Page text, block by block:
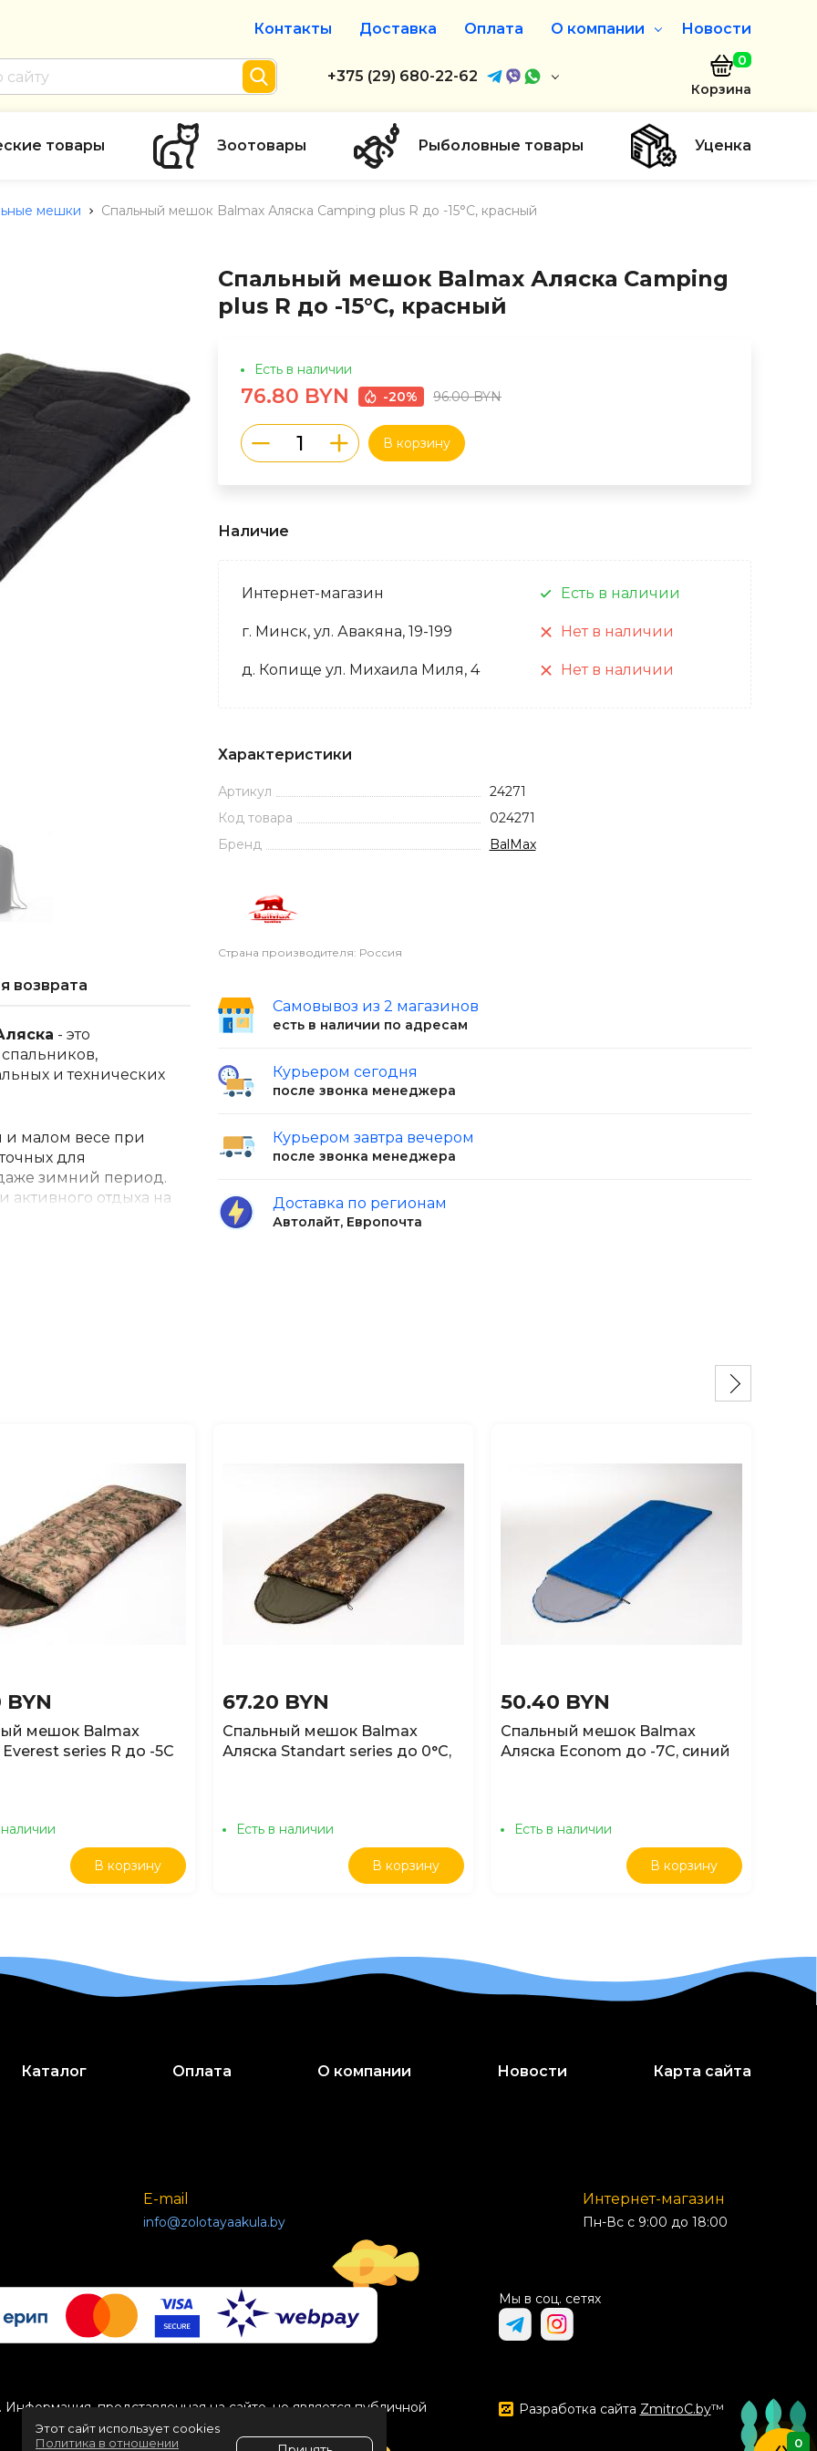
Контакты Доставка Оплата О компании
О нас
Дисконтная программа
Новости
+375 (29) 680-22-62
Интернет-магазин
тел. А1
Заказать звонок
info@zolotayaakula.by
0
Корзина
товары Зоотовары Рыболовные товары Уценка
мешки Спальный мешок Balmax Аляска Camping plus R до -15°C, красный
возврата
- это
и технических
и малом весе при
для
зимний период.
активного отдыха на
Спальный мешок Balmax Аляска Camping
plus R до -15°C, красный
Есть в наличии
76.80 BYN -20% 96.00 BYN
В корзину
Наличие
Интернет-магазин Есть в наличии
г. Минск, ул. Авакяна, 19-199 Нет в наличии
д. Копище ул. Михаила Миля, 4 Нет в наличии
Характеристики
Артикул
24271
Код товара
024271
Бренд
BalMax
Страна производителя: Россия
Самовывоз из 2 магазинов
есть в наличии по адресам
Курьером сегодня
после звонка менеджера
Курьером завтра вечером
после звонка менеджера
Доставка по регионам
Автолайт, Европочта
BYN
мешок Balmax
series R до -5С
наличии
В корзину
67.20 BYN
Спальный мешок Balmax
Аляска Standart series до 0°C,
Есть в наличии
В корзину
50.40 BYN
Спальный мешок Balmax
Аляска Econom до -7C, синий
Есть в наличии
В корзину
Каталог Оплата О компании Новости Карта сайта
E-mail
info@zolotayaakula.by
Интернет-магазин
Пн-Вс с 9:00 до 18:00
Мы в соц. сетях
представленная на сайте, не является публичной
Разработка сайта ZmitroC.by™
0
Этот сайт использует cookies
Политика в отношении